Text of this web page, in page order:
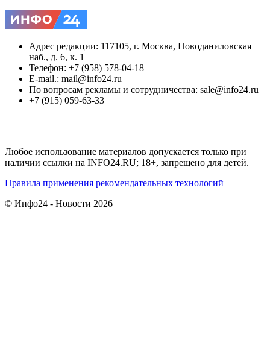
Адрес редакции: 117105, г. Москва, Новоданиловская
наб., д. 6, к. 1
Телефон: +7 (958) 578-04-18
E-mail.: mail@info24.ru
По вопросам рекламы и сотрудничества: sale@info24.ru
+7 (915) 059-63-33
Любое использование материалов допускается только при
наличии ссылки на INFO24.RU; 18+, запрещено для детей.
Правила применения рекомендательных технологий
© Инфо24 - Новости 2026